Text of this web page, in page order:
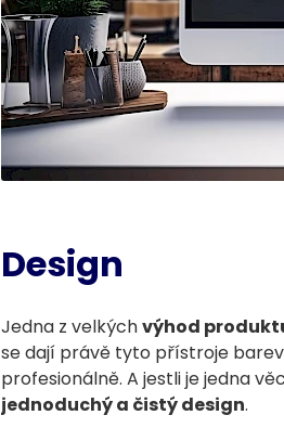
Design
Jedna z velkýchvýhod
se dají právě tyto přístroje
profesionálně. A jestli je jedna
jednoduchý a čistý design.